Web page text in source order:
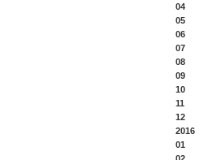
04
05
06
07
08
09
10
11
12
2016
01